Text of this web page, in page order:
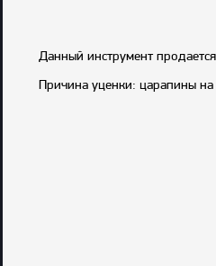
Данный инструмент
Причина уценки: царапины на